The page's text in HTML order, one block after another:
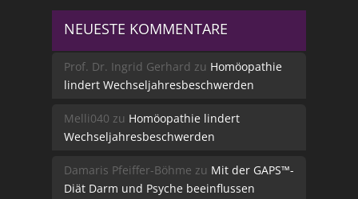
NEUESTE KOMMENTARE
Prof. Dr. Ingrid Gerhard zu Homöopathie
lindert Wechseljahresbeschwerden
Melli040 zu Homöopathie lindert
Wechseljahresbeschwerden
Damaris Pfeiffer-Böhme zu Mit der GAPS™-
Diät Darm und Psyche beeinflussen